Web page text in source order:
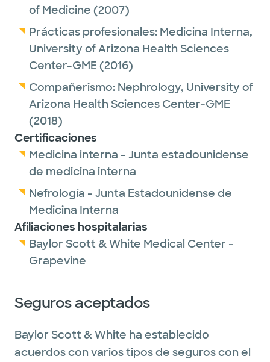
of Medicine (2007)
Prácticas profesionales: Medicina Interna,
University of Arizona Health Sciences
Center-GME (2016)
Compañerismo: Nephrology, University of
Arizona Health Sciences Center-GME
(2018)
Certificaciones
Medicina interna - Junta estadounidense
de medicina interna
Nefrología - Junta Estadounidense de
Medicina Interna
Afiliaciones hospitalarias
Baylor Scott & White Medical Center -
Grapevine
Seguros aceptados
Baylor Scott & White ha establecido
acuerdos con varios tipos de seguros con el